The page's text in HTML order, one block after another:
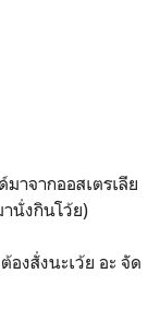
จากออสเตรเลีย
นั่งกินโว้ย)
งสั่งนะเว้ย อะ จัด